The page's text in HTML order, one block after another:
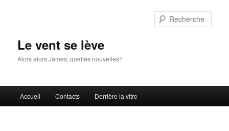
Le vent se lève
Alors alors James, quelles nouvelles?
principal
Accueil Contacts Derrière la vitre